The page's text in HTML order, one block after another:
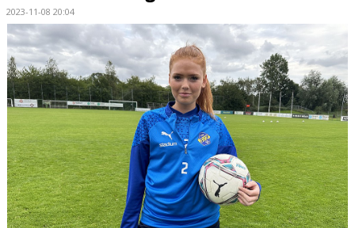
DOKUMENT
KONTAKT
MATCHER
DAM AKADEMI - DIVISION 2
2023-11-08 20:04